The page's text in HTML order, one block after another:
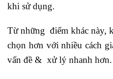
khi sử dụng.
Từ những điểm khác này,
chọn hơn với nhiều cách
vấn đề & xử lý nhanh hơn.